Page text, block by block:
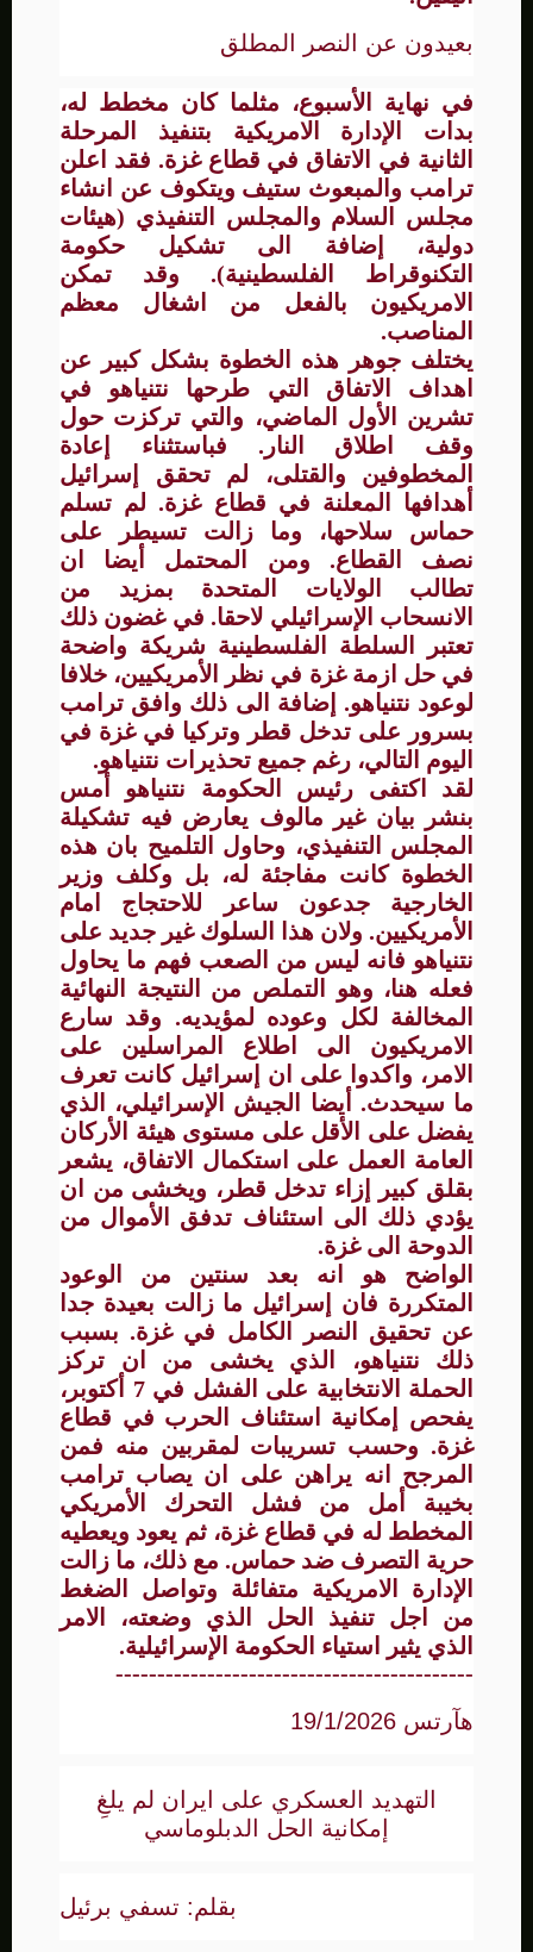
بعيدون عن النصر المطلق
في نهاية الأسبوع، مثلما كان مخطط له،
بدات الإدارة الامريكية بتنفيذ المرحلة
الثانية في الاتفاق في قطاع غزة. فقد اعلن
ترامب والمبعوث ستيف ويتكوف عن انشاء
مجلس السلام والمجلس التنفيذي (هيئات
دولية، إضافة الى تشكيل حكومة
التكنوقراط الفلسطينية). وقد تمكن
الامريكيون بالفعل من اشغال معظم
المناصب.
يختلف جوهر هذه الخطوة بشكل كبير عن
اهداف الاتفاق التي طرحها نتنياهو في
تشرين الأول الماضي، والتي تركزت حول
وقف اطلاق النار. فباستثناء إعادة
المخطوفين والقتلى، لم تحقق إسرائيل
أهدافها المعلنة في قطاع غزة. لم تسلم
حماس سلاحها، وما زالت تسيطر على
نصف القطاع. ومن المحتمل أيضا ان
تطالب الولايات المتحدة بمزيد من
الانسحاب الإسرائيلي لاحقا. في غضون ذلك
تعتبر السلطة الفلسطينية شريكة واضحة
في حل ازمة غزة في نظر الأمريكيين، خلافا
لوعود نتنياهو. إضافة الى ذلك وافق ترامب
بسرور على تدخل قطر وتركيا في غزة في
اليوم التالي، رغم جميع تحذيرات نتنياهو.
لقد اكتفى رئيس الحكومة نتنياهو أمس
بنشر بيان غير مالوف يعارض فيه تشكيلة
المجلس التنفيذي، وحاول التلميح بان هذه
الخطوة كانت مفاجئة له، بل وكلف وزير
الخارجية جدعون ساعر للاحتجاج امام
الأمريكيين. ولان هذا السلوك غير جديد على
نتنياهو فانه ليس من الصعب فهم ما يحاول
فعله هنا، وهو التملص من النتيجة النهائية
المخالفة لكل وعوده لمؤيديه. وقد سارع
الامريكيون الى اطلاع المراسلين على
الامر، واكدوا على ان إسرائيل كانت تعرف
ما سيحدث. أيضا الجيش الإسرائيلي، الذي
يفضل على الأقل على مستوى هيئة الأركان
العامة العمل على استكمال الاتفاق، يشعر
بقلق كبير إزاء تدخل قطر، ويخشى من ان
يؤدي ذلك الى استئناف تدفق الأموال من
الدوحة الى غزة.
الواضح هو انه بعد سنتين من الوعود
المتكررة فان إسرائيل ما زالت بعيدة جدا
عن تحقيق النصر الكامل في غزة. بسبب
ذلك نتنياهو، الذي يخشى من ان تركز
الحملة الانتخابية على الفشل في 7 أكتوبر،
يفحص إمكانية استئناف الحرب في قطاع
غزة. وحسب تسريبات لمقربين منه فمن
المرجح انه يراهن على ان يصاب ترامب
بخيبة أمل من فشل التحرك الأمريكي
المخطط له في قطاع غزة، ثم يعود ويعطيه
حرية التصرف ضد حماس. مع ذلك، ما زالت
الإدارة الامريكية متفائلة وتواصل الضغط
من اجل تنفيذ الحل الذي وضعته، الامر
الذي يثير استياء الحكومة الإسرائيلية.
-------------------------------------------
هآرتس 19/1/2026
التهديد العسكري على ايران لم يلغِ
إمكانية الحل الدبلوماسي
بقلم: تسفي برئيل